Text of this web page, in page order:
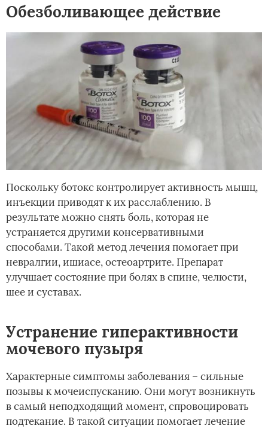
Обезболивающее действие
Поскольку ботокс контролирует активность мышц,
инъекции приводят к их расслаблению. В
результате можно снять боль, которая не
устраняется другими консервативными
способами. Такой метод лечения помогает при
невралгии, ишиасе, остеоартрите. Препарат
улучшает состояние при болях в спине, челюсти,
шее и суставах.
Устранение гиперактивности
мочевого пузыря
Характерные симптомы заболевания – сильные
позывы к мочеиспусканию. Они могут возникнуть
в самый неподходящий момент, спровоцировать
подтекание. В такой ситуации помогает лечение